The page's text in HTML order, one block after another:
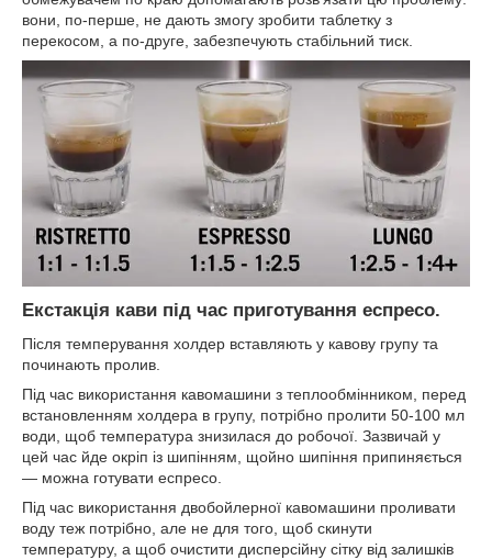
вони, по-перше, не дають змогу зробити таблетку з
перекосом, а по-друге, забезпечують стабільний тиск.
Екстакція кави під час приготування еспресо.
Після темперування холдер вставляють у кавову групу та
починають пролив.
Під час використання кавомашини з теплообмінником, перед
встановленням холдера в групу, потрібно пролити 50-100 мл
води, щоб температура знизилася до робочої. Зазвичай у
цей час йде окріп із шипінням, щойно шипіння припиняється
— можна готувати еспресо.
Під час використання двобойлерної кавомашини проливати
воду теж потрібно, але не для того, щоб скинути
температуру, а щоб очистити дисперсійну сітку від залишків